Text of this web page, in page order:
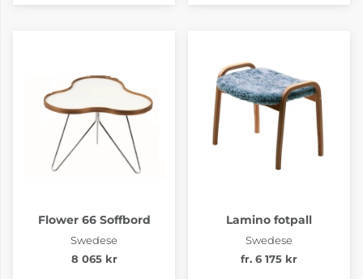
Flower 66 Soffbord
Swedese
8 065 kr
Lamino fotpall
Swedese
fr. 6 175 kr